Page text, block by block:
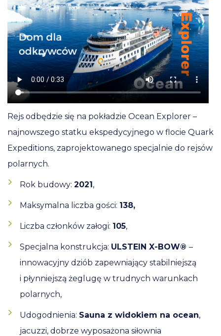
Rejs odbędzie się na pokładzie Ocean Explorer –
najnowszego statku ekspedycyjnego w flocie Quark
Expeditions, zaprojektowanego specjalnie do rejsów
polarnych.
Rok budowy: 2021,
Maksymalna liczba gości: 138,
Liczba członków załogi: 105,
Specjalna konstrukcja: ULSTEIN X-BOW® –
innowacyjny dziób zapewniający stabilniejszą
i płynniejszą żeglugę w trudnych warunkach
polarnych,
Udogodnienia: Sauna z widokiem na ocean,
jacuzzi, dobrze wyposażona siłownia